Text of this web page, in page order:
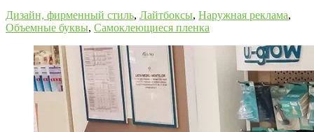
Дизайн, фирменный стиль, Лайтбоксы, Наружная реклама,
Объемные буквы, Самоклеющиеся пленка